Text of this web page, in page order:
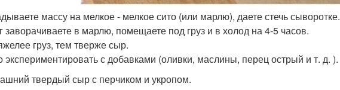
массу на мелкое - мелкое сито (или марлю), даете стечь сыворотке.
заворачиваете в марлю, помещаете под груз и в холод на 4-5 часов.
груз, тем тверже сыр.
с добавками (оливки, маслины, перец острый и т. д. ).
твердый сыр с перчиком и укропом.